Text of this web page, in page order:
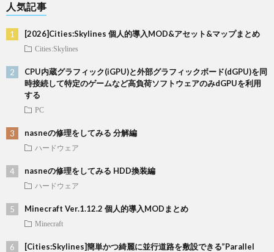
人気記事
[2026]Cities:Skylines 個人的導入MOD&アセット&マップまとめ
Cities:Skylines
CPU内蔵グラフィック(iGPU)と外部グラフィックボード(dGPU)を同
時接続して特定のゲームなど高負荷ソフトウェアのみdGPUを利用
する
PC
nasneの修理をしてみる 分解編
ハードウェア
nasneの修理をしてみる HDD換装編
ハードウェア
Minecraft Ver.1.12.2 個人的導入MODまとめ
Minecraft
[Cities:Skylines]簡単かつ綺麗に並行道路を敷設できる”Parallel